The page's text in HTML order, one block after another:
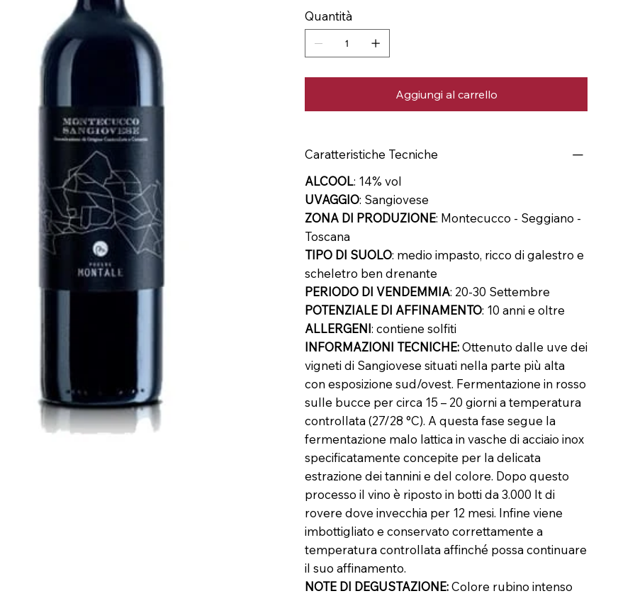
Quantità
Aggiungi al carrello
Caratteristiche Tecniche
ALCOOL: 14% vol
UVAGGIO: Sangiovese
ZONA DI PRODUZIONE: Montecucco - Seggiano -
Toscana
TIPO DI SUOLO: medio impasto, ricco di galestro e
scheletro ben drenante
PERIODO DI VENDEMMIA: 20-30 Settembre
POTENZIALE DI AFFINAMENTO: 10 anni e oltre
ALLERGENI: contiene solfiti
INFORMAZIONI TECNICHE:Ottenuto dalle uve dei
vigneti di Sangiovese situati nella parte più alta
con esposizione sud/ovest. Fermentazione in rosso
sulle bucce per circa 15 – 20 giorni a temperatura
controllata (27/28 °C). A questa fase segue la
fermentazione malo lattica in vasche di acciaio inox
specificatamente concepite per la delicata
estrazione dei tannini e del colore. Dopo questo
processo il vino è riposto in botti da 3.000 lt di
rovere dove invecchia per 12 mesi. Infine viene
imbottigliato e conservato correttamente a
temperatura controllata affinché possa continuare
il suo affinamento.
NOTE DI DEGUSTAZIONE:Colore rubino intenso